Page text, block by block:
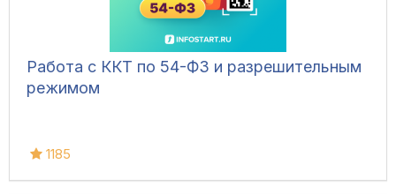
Работа с ККТ по 54-ФЗ и разрешительным
режимом
1185